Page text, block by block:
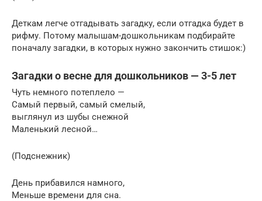
Деткам легче отгадывать загадку, если отгадка будет в
рифму. Потому малышам-дошкольникам подбирайте
поначалу загадки, в которых нужно закончить стишок:)
Загадки о весне для дошкольников — 3-5 лет
Чуть немного потеплело —
Самый первый, самый смелый,
выглянул из шубы снежной
Маленький лесной…
(Подснежник)
День прибавился намного,
Меньше времени для сна.